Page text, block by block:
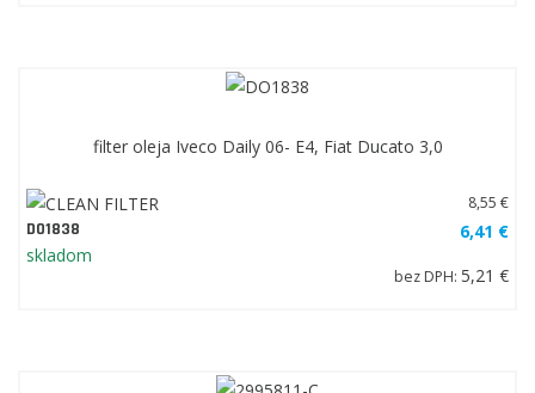
filter oleja Iveco Daily 06- E4, Fiat Ducato 3,0
DO1838
skladom
8,55 €
6,41 €
bez DPH: 5,21 €